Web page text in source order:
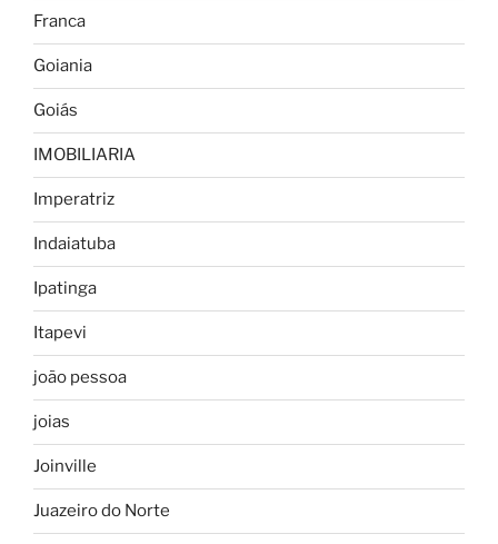
Franca
Goiania
Goiás
IMOBILIARIA
Imperatriz
Indaiatuba
Ipatinga
Itapevi
joão pessoa
joias
Joinville
Juazeiro do Norte